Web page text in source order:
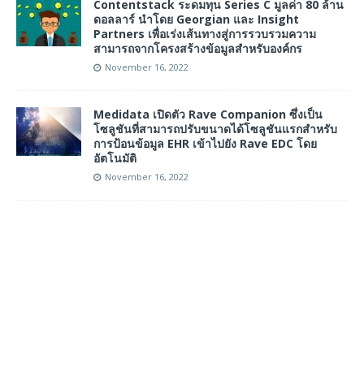
Contentstack ระดมทุน Series C มูลค่า 80 ล้าน
ดอลลาร์ นำโดย Georgian และ Insight
Partners เพื่อเร่งเส้นทางสู่การรวบรวมความ
สามารถจากโครงสร้างข้อมูลสำหรับองค์กร
November 16, 2022
Medidata เปิดตัว Rave Companion ซึ่งเป็น
โซลูชันที่สามารถปรับขนาดได้โซลูชันแรกสำหรับ
การป้อนข้อมูล EHR เข้าไปยัง Rave EDC โดย
อัตโนมัติ
November 16, 2022